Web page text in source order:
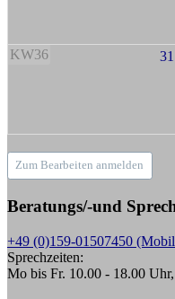
KW36 31
Zum Bearbeiten anmelden
Beratungs/-und
+49 (0)159-01507450
Sprechzeiten:
Mo bis Fr. 10.00 - 18.00 Uhr,